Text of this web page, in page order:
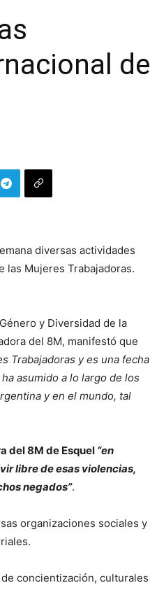
de
diversas actividades
las Mujeres Trabajadoras.
y Diversidad de la
del 8M, manifestó que
Trabajadoras y es una fecha
asumido a lo largo de los
y en el mundo, tal
del 8M de Esquel “en
libre de esas violencias,
negados”.
organizaciones sociales y
concientización, culturales